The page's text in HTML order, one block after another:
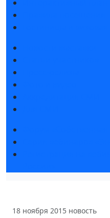
18 ноября 2015 новость